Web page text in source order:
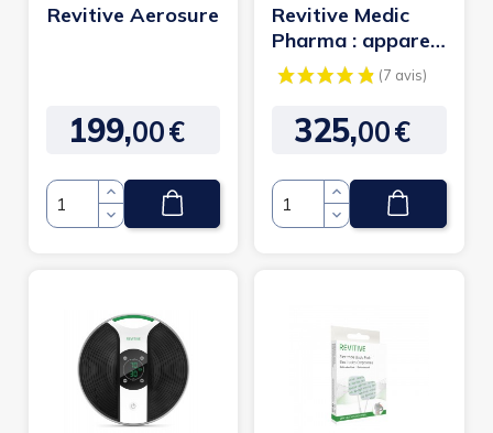
Revitive Aerosure
Prix
199,00€
Quantité
Revitive Medic
Pharma : appareil
pour la
circulation des...
Prix
325,00€
Quantité